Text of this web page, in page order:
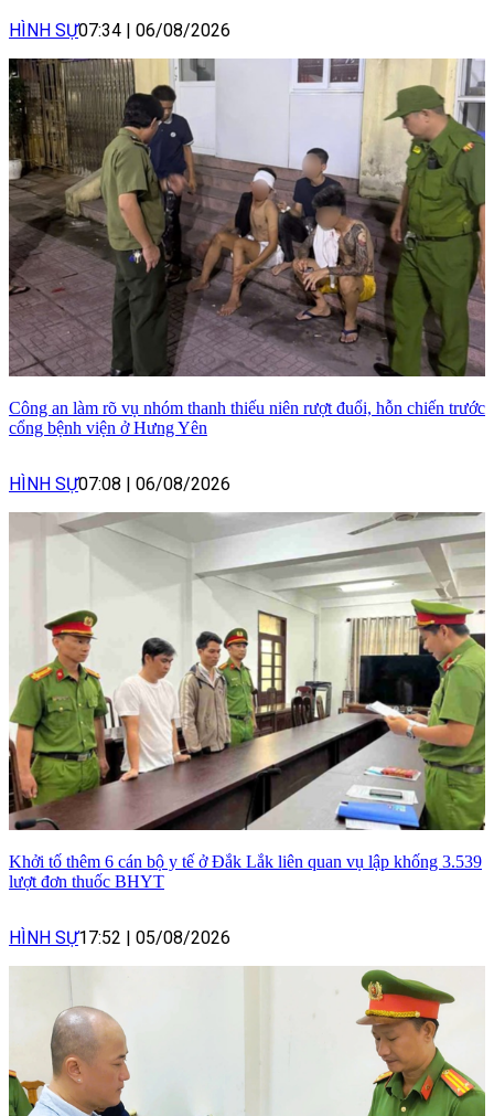
HÌNH SỰ07:34 06/08/2026
Công an làm rõ vụ nhóm thanh thiếu niên rượt đuổi, hỗn chiến trước
cổng bệnh viện ở Hưng Yên
HÌNH SỰ07:08 06/08/2026
Khởi tố thêm 6 cán bộ y tế ở Đắk Lắk liên quan vụ lập khống 3.539
lượt đơn thuốc BHYT
HÌNH SỰ17:52 05/08/2026